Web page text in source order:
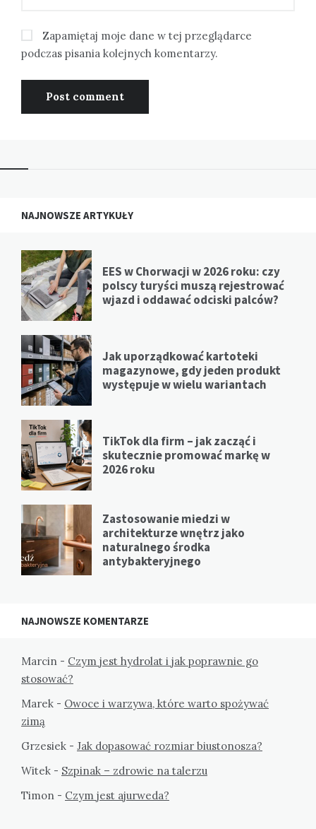
Zapamiętaj moje dane w tej przeglądarce
podczas pisania kolejnych komentarzy.
NAJNOWSZE ARTYKUŁY
EES w Chorwacji w 2026 roku: czy
polscy turyści muszą rejestrować
wjazd i oddawać odciski palców?
Jak uporządkować kartoteki
magazynowe, gdy jeden produkt
występuje w wielu wariantach
TikTok dla firm – jak zacząć i
skutecznie promować markę w
2026 roku
Zastosowanie miedzi w
architekturze wnętrz jako
naturalnego środka
antybakteryjnego
NAJNOWSZE KOMENTARZE
Marcin - Czym jest hydrolat i jak poprawnie go
stosować?
Marek - Owoce i warzywa, które warto spożywać
zimą
Grzesiek - Jak dopasować rozmiar biustonosza?
Witek - Szpinak – zdrowie na talerzu
Timon - Czym jest ajurweda?